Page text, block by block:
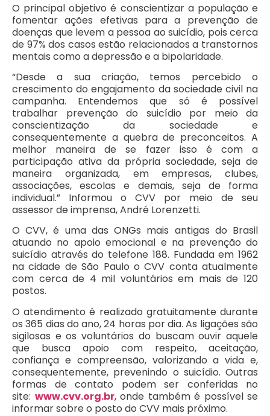
O principal objetivo é conscientizar a população e
fomentar ações efetivas para a prevenção de
doenças que levem a pessoa ao suicídio, pois cerca
de 97% dos casos estão relacionados a transtornos
mentais como a depressão e a bipolaridade.
“Desde a sua criação, temos percebido o
crescimento do engajamento da sociedade civil na
campanha. Entendemos que só é possível
trabalhar prevenção do suicídio por meio da
conscientização da sociedade e
consequentemente a quebra de preconceitos. A
melhor maneira de se fazer isso é com a
participação ativa da própria sociedade, seja de
maneira organizada, em empresas, clubes,
associações, escolas e demais, seja de forma
individual.” Informou o CVV por meio de seu
assessor de imprensa, André Lorenzetti.
O CVV, é uma das ONGs mais antigas do Brasil
atuando no apoio emocional e na prevenção do
suicídio através do telefone 188. Fundada em 1962
na cidade de São Paulo o CVV conta atualmente
com cerca de 4 mil voluntários em mais de 120
postos.
O atendimento é realizado gratuitamente durante
os 365 dias do ano, 24 horas por dia. As ligações são
sigilosas e os voluntários do buscam ouvir aquele
que busca apoio com respeito, aceitação,
confiança e compreensão, valorizando a vida e,
consequentemente, prevenindo o suicídio. Outras
formas de contato podem ser conferidas no
site: www.cvv.org.br, onde também é possível se
informar sobre o posto do CVV mais próximo.